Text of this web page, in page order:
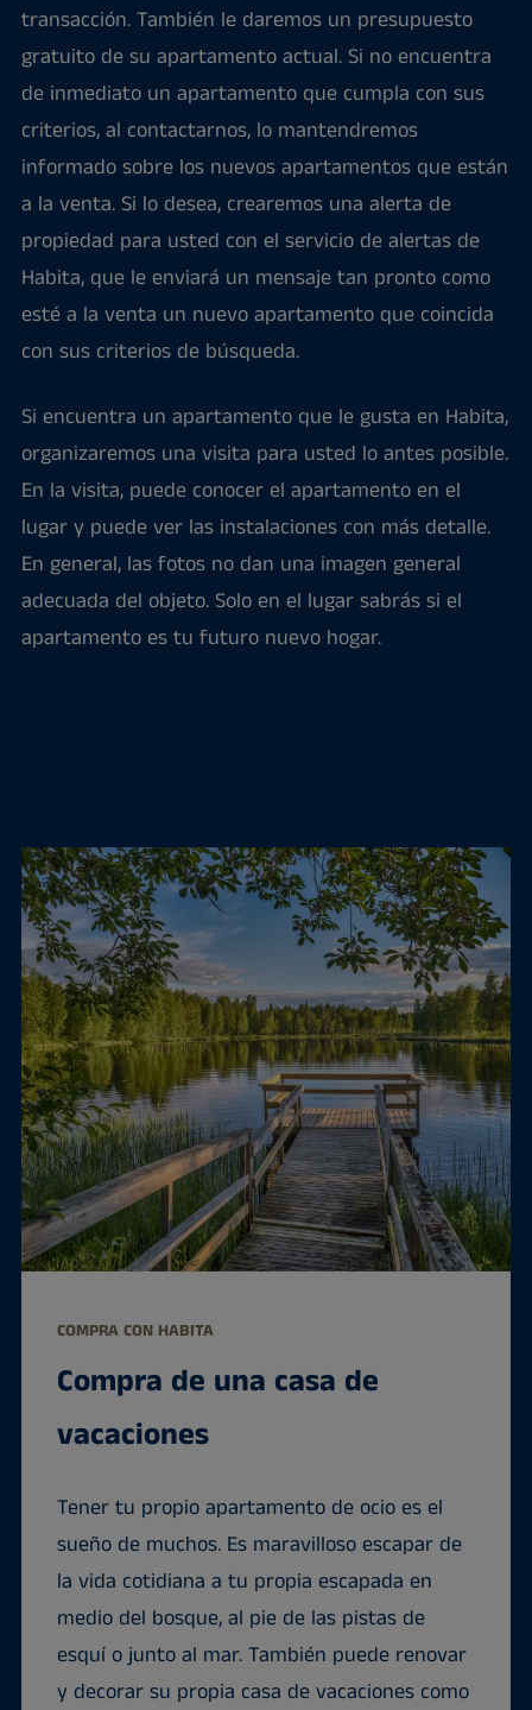
transacción. También le daremos un presupuesto
gratuito de su apartamento actual. Si no encuentra
de inmediato un apartamento que cumpla con sus
criterios, al contactarnos, lo mantendremos
informado sobre los nuevos apartamentos que están
a la venta. Si lo desea, crearemos una alerta de
propiedad para usted con el servicio de alertas de
Habita, que le enviará un mensaje tan pronto como
esté a la venta un nuevo apartamento que coincida
con sus criterios de búsqueda.
Si encuentra un apartamento que le gusta en Habita,
organizaremos una visita para usted lo antes posible.
En la visita, puede conocer el apartamento en el
lugar y puede ver las instalaciones con más detalle.
En general, las fotos no dan una imagen general
adecuada del objeto. Solo en el lugar sabrás si el
apartamento es tu futuro nuevo hogar.
COMPRA CON HABITA
Compra de una casa de
vacaciones
Tener tu propio apartamento de ocio es el
sueño de muchos. Es maravilloso escapar de
la vida cotidiana a tu propia escapada en
medio del bosque, al pie de las pistas de
esquí o junto al mar. También puede renovar
y decorar su propia casa de vacaciones como